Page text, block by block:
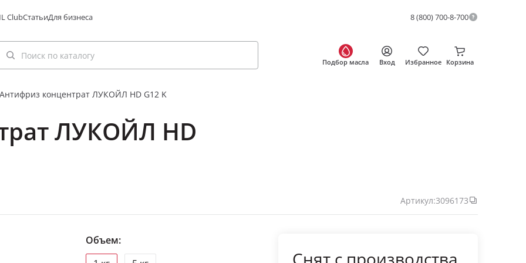
ClubСтатьиДля бизнеса 8 (800) 700-8-700
Подбор масла Вход Избранное Корзина
Антифриз концентрат ЛУКОЙЛ HD G12 K
ЛУКОЙЛ HD
Артикул:3096173
Объем: